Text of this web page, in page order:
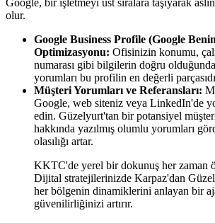
olur.
Google Business Profile (Google
Optimizasyonu: Ofisinizin konumu,
numarası gibi bilgilerin doğru
yorumları bu profilin en değerli
Müşteri Yorumları ve Referansları:
Google, web siteniz veya LinkedIn'de
edin. Güzelyurt'tan bir potansiyel
hakkında yazılmış olumlu yorumları
olasılığı artar.
KKTC'de yerel bir dokunuş her zaman
Dijital stratejilerinizde Karpaz'dan
her bölgenin dinamiklerini anlayan bir
güvenilirliğinizi artırır.